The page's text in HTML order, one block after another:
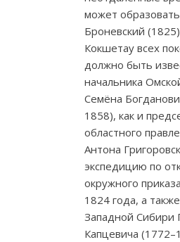
может
Броневский
Кокшетау всех
должно быть
начальника
Семёна
1858), как и
областного
Антона
экспедицию по
окружного
1824 года, а
Западной Сибири
Капцевича